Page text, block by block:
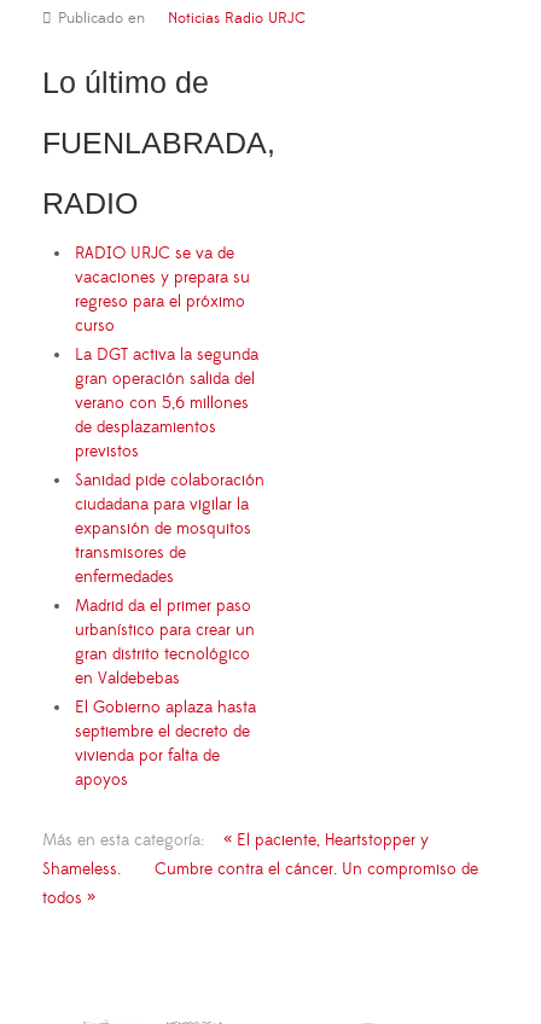
Publicado en Noticias Radio URJC
Lo último de
FUENLABRADA,
RADIO
RADIO URJC se va de
vacaciones y prepara su
regreso para el próximo
curso
La DGT activa la segunda
gran operación salida del
verano con 5,6 millones
de desplazamientos
previstos
Sanidad pide colaboración
ciudadana para vigilar la
expansión de mosquitos
transmisores de
enfermedades
Madrid da el primer paso
urbanístico para crear un
gran distrito tecnológico
en Valdebebas
El Gobierno aplaza hasta
septiembre el decreto de
vivienda por falta de
apoyos
Más en esta categoría:
« El paciente, Heartstopper y
Shameless.
Cumbre contra el cáncer. Un compromiso de
todos »